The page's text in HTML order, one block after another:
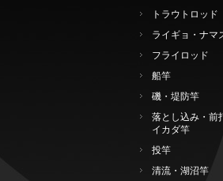
トラウトロッド
ライギョ・ナマ
フライロッド
船竿
磯・堤防竿
落とし込み・前
イカダ竿
投竿
清流・湖沼竿